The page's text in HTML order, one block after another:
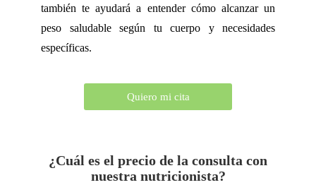
también te ayudará a entender cómo alcanzar un
peso saludable según tu cuerpo y necesidades
específicas.
Quiero mi cita
¿Cuál es el precio de la consulta con
nuestra nutricionista?